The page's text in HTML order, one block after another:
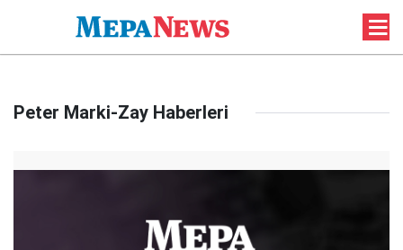
Peter Marki-Zay Haberleri